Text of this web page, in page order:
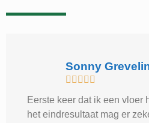
Sonny
    
Eerste keer dat ik een vloer
het eindresultaat mag er